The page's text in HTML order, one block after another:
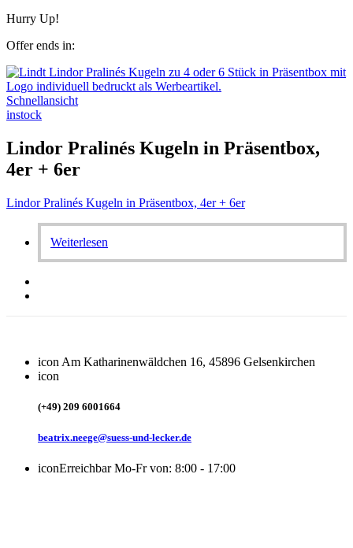
Hurry Up!
Offer ends in:
Schnellansicht
instock
Lindor Pralinés Kugeln in Präsentbox,
4er + 6er
Lindor Pralinés Kugeln in Präsentbox, 4er + 6er
Weiterlesen
icon Am Katharinenwäldchen 16, 45896 Gelsenkirchen
icon
(+49) 209 6001664
beatrix.neege@suess-und-lecker.de
iconErreichbar Mo-Fr von: 8:00 - 17:00